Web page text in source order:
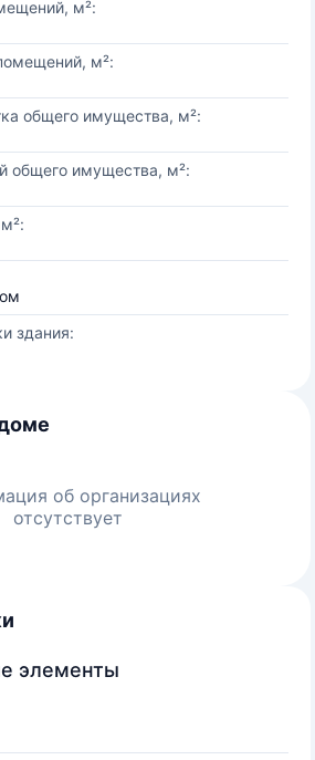
м²:
м²:
общего имущества, м²:
общего имущества, м²:
здания:
об организациях
отсутствует
элементы